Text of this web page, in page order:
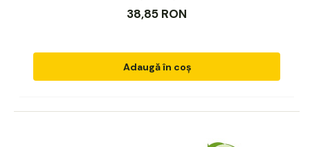
38,85 RON
Adaugă în coș